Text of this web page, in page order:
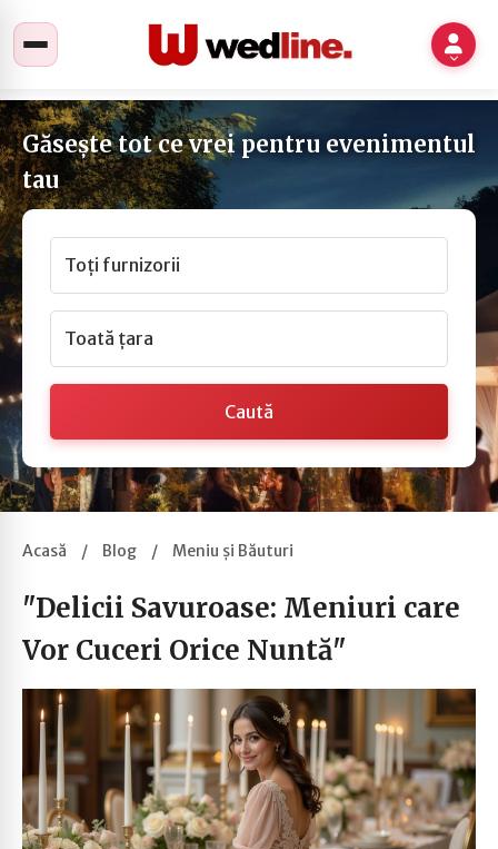
Găsește tot ce vrei pentru evenimentul
tau
Toți furnizorii
Toată țara
Caută
Acasă / Blog / Meniu și Băuturi
"Delicii Savuroase: Meniuri care
Vor Cuceri Orice Nuntă"